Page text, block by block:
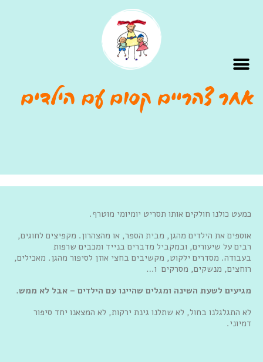
כמעט כולנו חולקים אותו תסריט יומיומי מוטרף.
אוספים את הילדים מהגן, מבית הספר, או מהצהרון. מקפיצים לחוגים,
רבים על שיעורים, ובמקביל מדברים בנייד ומכבים שרפות
בעבודה. מסדרים ילקוט, מקשיבים בחצי אוזן לסיפור מהגן. מאכילים,
רוחצים, מנשקים, מסרקים ו…
מגיעים לשעת השינה ומגלים שהיינו עם הילדים – אבל לא ממש.
לא התגלגלנו בחול, לא שתלנו גינת ירקות, לא המצאנו יחד סיפור
דמיוני.